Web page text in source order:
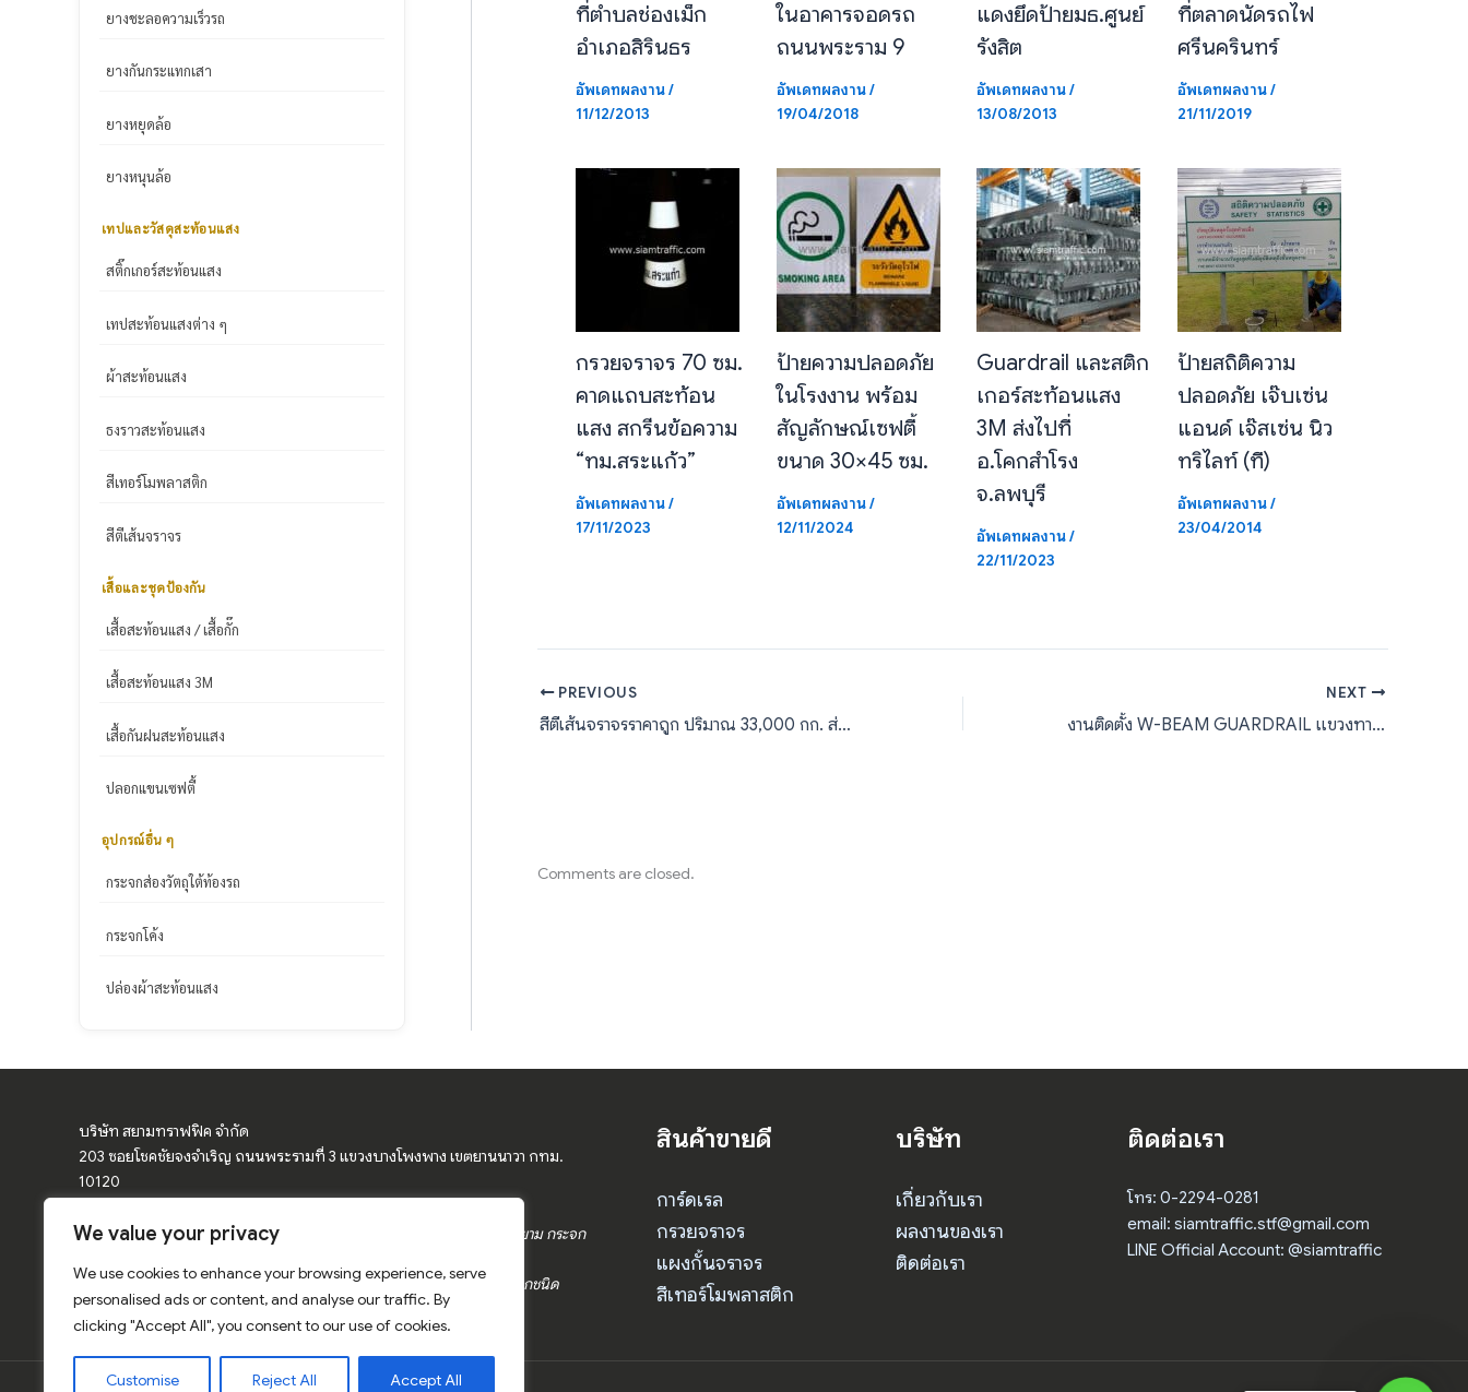
We value your privacy
We use cookies to enhance your browsing experience, serve
personalised ads or content, and analyse our traffic. By
clicking "Accept All", you consent to our use of cookies.
Customise Reject All Accept All
ยางชะลอความเร็วรถ
ยางกันกระแทกเสา
ยางหยุดล้อ
ยางหนุนล้อ
เทปและวัสดุสะท้อนแสง
สติ๊กเกอร์สะท้อนแสง
เทปสะท้อนแสงต่าง ๆ
ผ้าสะท้อนแสง
ธงราวสะท้อนแสง
สีเทอร์โมพลาสติก
สีตีเส้นจราจร
เสื้อและชุดป้องกัน
เสื้อสะท้อนแสง / เสื้อกั๊ก
เสื้อสะท้อนแสง 3M
เสื้อกันฝนสะท้อนแสง
ปลอกแขนเซฟตี้
อุปกรณ์อื่น ๆ
กระจกส่องวัตถุใต้ท้องรถ
กระจกโค้ง
ปล่องผ้าสะท้อนแสง
ที่ตำบลช่องเม็ก
อำเภอสิรินธร
อัพเดทผลงาน/
11/12/2013
ในอาคารจอดรถ
ถนนพระราม 9
อัพเดทผลงาน/
19/04/2018
แดงยึดป้ายมธ.ศูนย์
รังสิต
อัพเดทผลงาน/
13/08/2013
ที่ตลาดนัดรถไฟ
ศรีนครินทร์
อัพเดทผลงาน/
21/11/2019
กรวยจราจร 70 ซม.
คาดแถบสะท้อน
แสง สกรีนข้อความ
“ทม.สระแก้ว”
อัพเดทผลงาน/
17/11/2023
ป้ายความปลอดภัย
ในโรงงาน พร้อม
สัญลักษณ์เซฟตี้
ขนาด 30×45 ซม.
อัพเดทผลงาน/
12/11/2024
Guardrail และสติก
เกอร์สะท้อนแสง
3M ส่งไปที่
อ.โคกสำโรง
จ.ลพบุรี
อัพเดทผลงาน/
22/11/2023
ป้ายสถิติความ
ปลอดภัย เจ๊บเซ่น
แอนด์ เจ๊สเซ่น นิว
ทริไลท์ (ที)
อัพเดทผลงาน/
23/04/2014
PREVIOUS
สีตีเส้นจราจรราคาถูก ปริมาณ 33,000 กก. ส่งออกไปประเทศกัมพูชา
NEXT
งานติดตั้ง W-BEAM GUARDRAIL แขวงทางหลวงสุโขทัย กรมทางหลวง
Comments are closed.
บริษัท สยามทราฟฟิค จำกัด
203 ซอยโชคชัยจงจำเริญ ถนนพระรามที่ 3 แขวงบางโพงพาง เขตยานนาวา กทม.
10120
จำหน่ายอุปกรณ์จราจร ป้ายจราจร ป้ายเตือน กรวยจราจร แผงกั้นจราจร ป้อมยาม กระจก
การ์ดเรล ป้ายเซฟตี้ สีเทอร์โมพลาสติก สติ๊กเกอร์สะท้อนแสง อุปกรณ์จราจรทุกชนิด
สินค้าขายดี
การ์ดเรล
กรวยจราจร
แผงกั้นจราจร
สีเทอร์โมพลาสติก
บริษัท
เกี่ยวกับเรา
ผลงานของเรา
ติดต่อเรา
ติดต่อเรา
โทร: 0-2294-0281
email: siamtraffic.stf@gmail.com
LINE Official Account: @siamtraffic